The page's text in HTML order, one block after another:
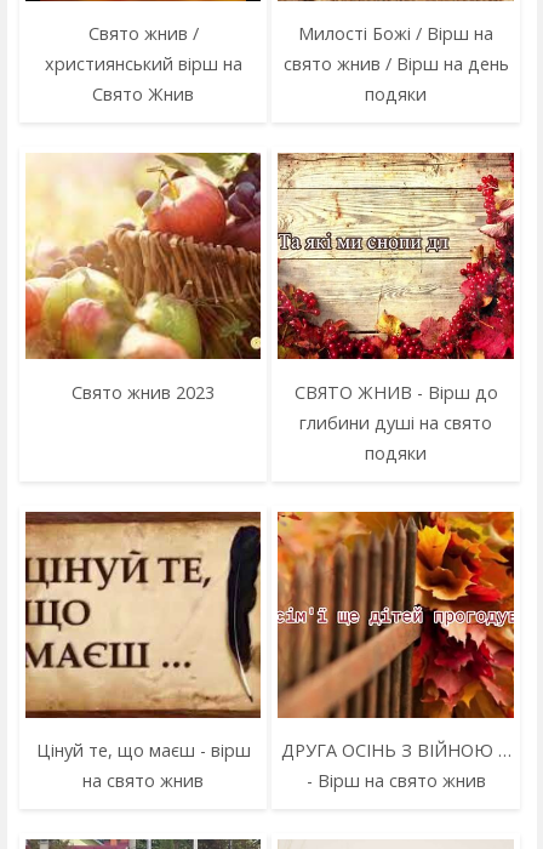
Свято жнив /
християнський вірш на
Свято Жнив
Милості Божі / Вірш на
свято жнив / Вірш на день
подяки
Свято жнив 2023
СВЯТО ЖНИВ - Вірш до
глибини душі на свято
подяки
Цінуй те, що маєш - вірш
на свято жнив
ДРУГА ОСІНЬ З ВІЙНОЮ …
- Вірш на свято жнив